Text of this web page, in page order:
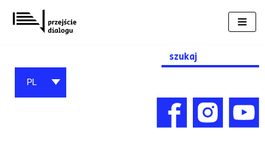
Przejdź
do
Search
for:
PL